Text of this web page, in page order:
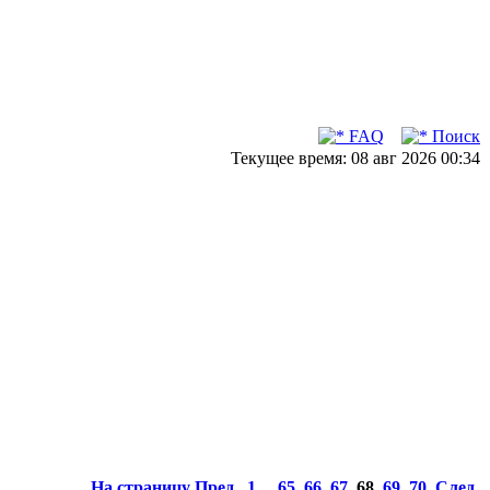
FAQ
Поиск
Текущее время: 08 авг 2026 00:34